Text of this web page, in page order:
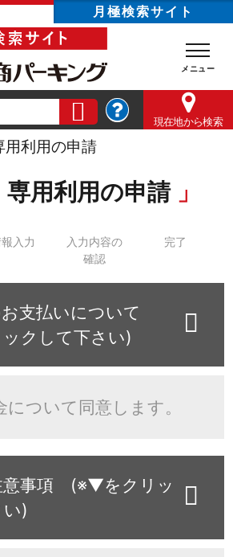
月極検索サイト
現在地から検索
用利用の申請
専用利用の申請
入力
入力内容の
確認
完了
お支払いについて
クして下さい)
について同意します。
意事項 (※▼をクリッ
)